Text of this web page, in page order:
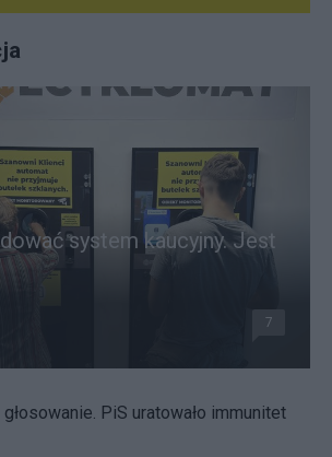
system kaucyjny. Jest
7
głosowanie. PiS uratowało immunitet